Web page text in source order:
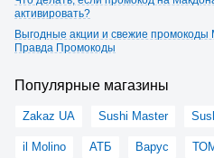
активировать?
Выгодные акции и свежие промокоды
Правда Промокоды
Популярные магазины
Zakaz UA Sushi Master
il Molino АТБ Варус